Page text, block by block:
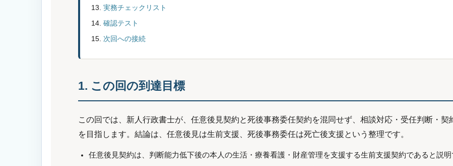
実務チェックリスト
確認テスト
次回への接続
1. この回の到達目標
この回では、新人行政書士が、任意後見契約と死後事務委任契約を混同せず、相談対応・受任判断・
を目指します。結論は、任意後見は生前支援、死後事務委任は死亡後支援という整理です。
任意後見契約は、判断能力低下後の本人の生活・療養看護・財産管理を支援する生前支援契約であると説明